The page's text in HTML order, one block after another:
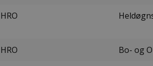
HRO
HRO Bo- og